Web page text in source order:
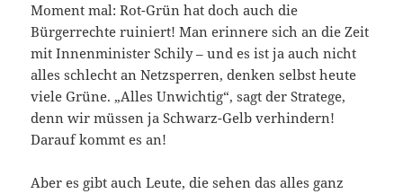
Moment mal: Rot-Grün hat doch auch die
Bürgerrechte ruiniert! Man erinnere sich an die Zeit
mit Innenminister Schily – und es ist ja auch nicht
alles schlecht an Netzsperren, denken selbst heute
viele Grüne. „Alles Unwichtig“, sagt der Stratege,
denn wir müssen ja Schwarz-Gelb verhindern!
Darauf kommt es an!
Aber es gibt auch Leute, die sehen das alles ganz